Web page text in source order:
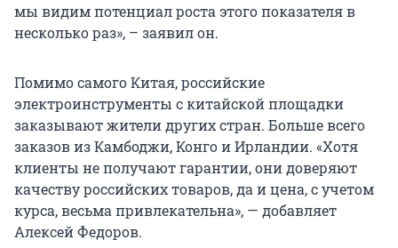
мы видим потенциал роста этого показателя в
несколько раз», – заявил он.
Помимо самого Китая, российские
электроинструменты с китайской площадки
заказывают жители других стран. Больше всего
заказов из Камбоджи, Конго и Ирландии. «Хотя
клиенты не получают гарантии, они доверяют
качеству российских товаров, да и цена, с учетом
курса, весьма привлекательна», — добавляет
Алексей Федоров.